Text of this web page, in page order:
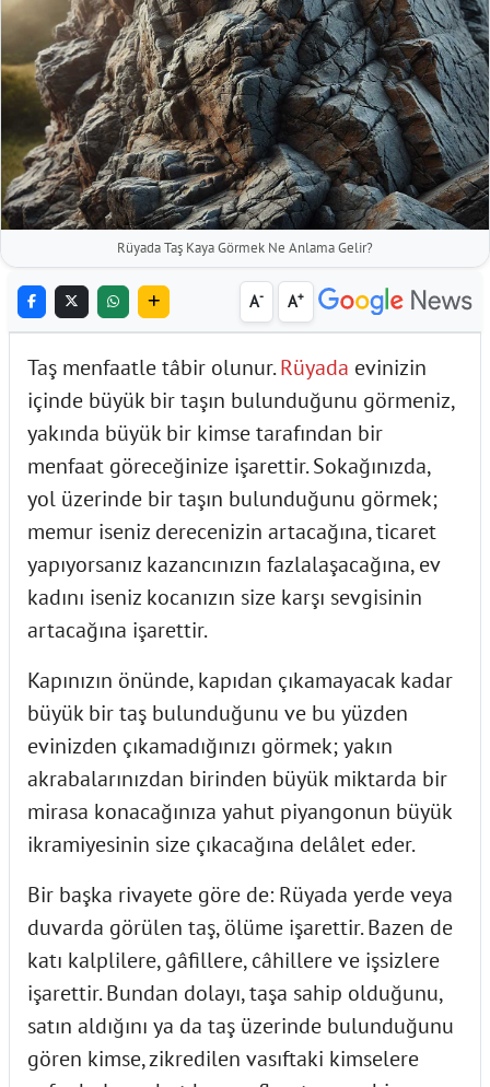
Rüyada Taş Kaya Görmek Ne Anlama Gelir?
A- A+
Taş menfaatle tâbir olunur.Rüyada evinizin
içinde büyük bir taşın bulunduğunu görmeniz,
yakında büyük bir kimse tarafından bir
menfaat göreceğinize işarettir. Sokağınızda,
yol üzerinde bir taşın bulunduğunu görmek;
memur iseniz derecenizin artacağına, ticaret
yapıyorsanız kazancınızın fazlalaşacağına, ev
kadını iseniz kocanızın size karşı sevgisinin
artacağına işarettir.
Kapınızın önünde, kapıdan çıkamayacak kadar
büyük bir taş bulunduğunu ve bu yüzden
evinizden çıkamadığınızı görmek; yakın
akrabalarınızdan birinden büyük miktarda bir
mirasa konacağınıza yahut piyangonun büyük
ikramiyesinin size çıkacağına delâlet eder.
Bir başka rivayete göre de: Rüyada yerde veya
duvarda görülen taş, ölüme işarettir. Bazen de
katı kalplilere, gâfillere, câhillere ve işsizlere
işarettir. Bundan dolayı, taşa sahip olduğunu,
satın aldığını ya da taş üzerinde bulunduğunu
gören kimse, zikredilen vasıftaki kimselere